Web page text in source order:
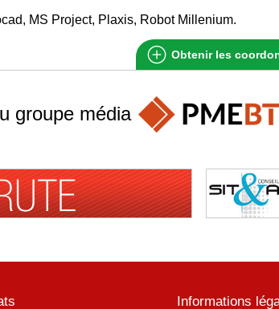
MS Project, Plaxis, Robot Millenium.
Obtenir les
groupe média
Informations